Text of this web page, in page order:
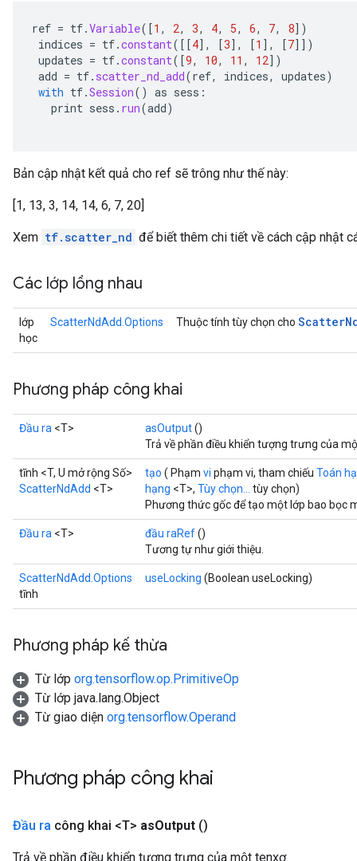
ref = tf.Variable( [1 , 2, 3, 4, 5, 6, 7, 8] )
indices = tf.constant( [[4] , [3] , [1 ] , [7]] )
updates = tf.constant( [9, 10, 11 , 12] )
add = tf. scatter_nd_add(ref, indices, updates)
with tf.Session() as sess :
print sess . run(add)
Bản cập nhật kết quả cho ref sẽ trông như thế này:
[1, 13, 3, 14, 14, 6, 7, 20]
Xem tf.scatter_nd để biết thêm chi tiết về cách cập nhật
Các lớp lồng nhau
lớp
học
ScatterNdAdd.Options Thuộc tính tùy chọn cho Scatter
Phương pháp công khai
Đầu ra <T> asOutput()
Trả về phần điều khiển tượng trưng của
tĩnh <T, U mở rộng Số>
ScatterNdAdd <T>
tạo ( Phạm vi phạm vi, tham chiếu Toán
hạng <T>, Tùy chọn...
tùy chọn)
Phương thức gốc để tạo một lớp bao bọc
Đầu ra <T> đầu raRef()
Tương tự như giới thiệu.
ScatterNdAdd.Options
tĩnh
useLocking (Boolean useLocking)
Phương pháp kế thừa
Từ lớp org.tensorflow.op.PrimitiveOp
Từ lớp java.lang.Object
Từ giao diện org.tensorflow.Operand
Phương pháp công khai
Đầu ra công khai <T> asOutput ()
Trả về phần điều khiển tượng trưng của một tenxơ.